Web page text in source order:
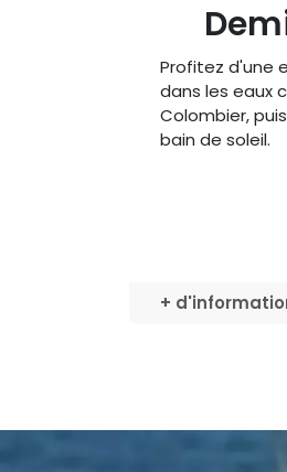
Profitez d'une
dans les eaux
Colombier,
bain de soleil.
+